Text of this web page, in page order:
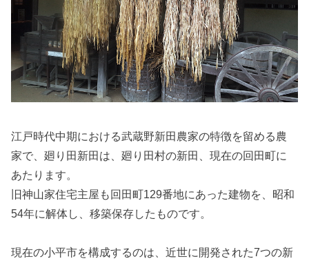
江戸時代中期における武蔵野新田農家の特徴を留める農
家で、廻り田新田は、廻り田村の新田、現在の回田町に
あたります。
旧神山家住宅主屋も回田町129番地にあった建物を、昭和
54年に解体し、移築保存したものです。
現在の小平市を構成するのは、近世に開発された7つの新